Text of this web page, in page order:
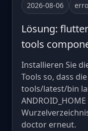
2026-08-06
Lösung:
tools
Installieren Sie
Tools so, dass
tools/latest/bin
doctor erneut.